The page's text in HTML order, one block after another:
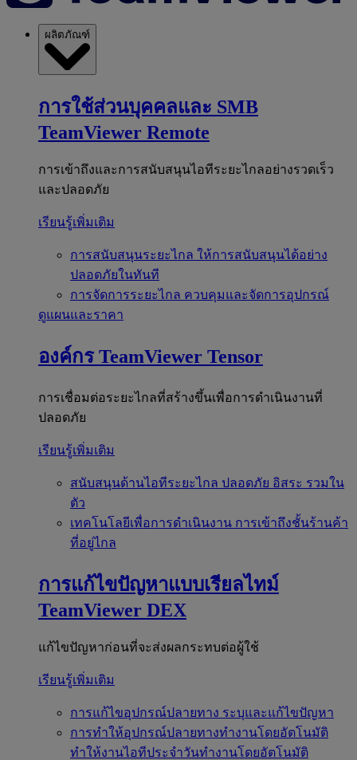
ผลิตภัณฑ์
การใช้ส่วนบุคคลและ SMB
TeamViewer Remote
การเข้าถึงและการสนับสนุนไอทีระยะไกลอย่างรวดเร็ว
และปลอดภัย
เรียนรู้เพิ่มเติม
การสนับสนุนระยะไกล ให้การสนับสนุนได้อย่าง
ปลอดภัยในทันที
การจัดการระยะไกล ควบคุมและจัดการอุปกรณ์
ดูแผนและราคา
องค์กร TeamViewer Tensor
การเชื่อมต่อระยะไกลที่สร้างขึ้นเพื่อการดำเนินงานที่
ปลอดภัย
เรียนรู้เพิ่มเติม
สนับสนุนด้านไอทีระยะไกล ปลอดภัย อิสระ รวมใน
ตัว
เทคโนโลยีเพื่อการดำเนินงาน การเข้าถึงชั้นร้านค้า
ที่อยู่ไกล
การแก้ไขปัญหาแบบเรียลไทม์
TeamViewer DEX
แก้ไขปัญหาก่อนที่จะส่งผลกระทบต่อผู้ใช้
เรียนรู้เพิ่มเติม
การแก้ไขอุปกรณ์ปลายทาง ระบุและแก้ไขปัญหา
การทำให้อุปกรณ์ปลายทางทำงานโดยอัตโนมัติ
ทำให้งานไอทีประจำวันทำงานโดยอัตโนมัติ